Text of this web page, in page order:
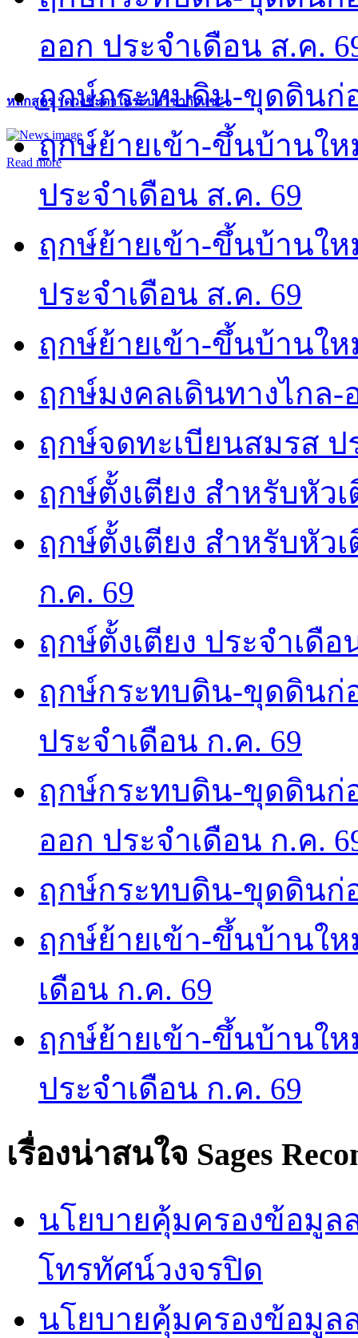
หลักสูตร “ดวงชะตาในระบบวิชากิวแช”
Read more
ออก ประจำเดือน ส.ค.
ฤกษ์กระทบดิน-ขุดดินก่
ฤกษ์ย้ายเข้า-ขึ้นบ้านใ
ประจำเดือน ส.ค. 69
ฤกษ์ย้ายเข้า-ขึ้นบ้านใ
ประจำเดือน ส.ค. 69
ฤกษ์ย้ายเข้า-ขึ้นบ้านให
ฤกษ์มงคลเดินทางไกล-
ฤกษ์จดทะเบียนสมรส ป
ฤกษ์ตั้งเตียง สำหรับหัว
ฤกษ์ตั้งเตียง สำหรับหัว
ก.ค. 69
ฤกษ์ตั้งเตียง ประจำเดือ
ฤกษ์กระทบดิน-ขุดดินก่
ประจำเดือน ก.ค. 69
ฤกษ์กระทบดิน-ขุดดินก่
ออก ประจำเดือน ก.ค.
ฤกษ์กระทบดิน-ขุดดินก่
ฤกษ์ย้ายเข้า-ขึ้นบ้านใ
เดือน ก.ค. 69
ฤกษ์ย้ายเข้า-ขึ้นบ้านใ
ประจำเดือน ก.ค. 69
เรื่องน่าสนใจ Sages
นโยบายคุ้มครองข้อมูล
โทรทัศน์วงจรปิด
นโยบายคุ้มครองข้อมูล